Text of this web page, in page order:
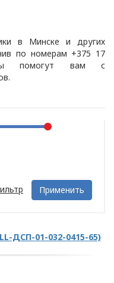
в Минске и других
по номерам +375 17
помогут вам с
Применить
ДСП-01-032-0415-65)